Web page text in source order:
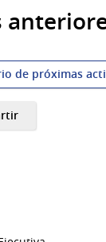
de próximas